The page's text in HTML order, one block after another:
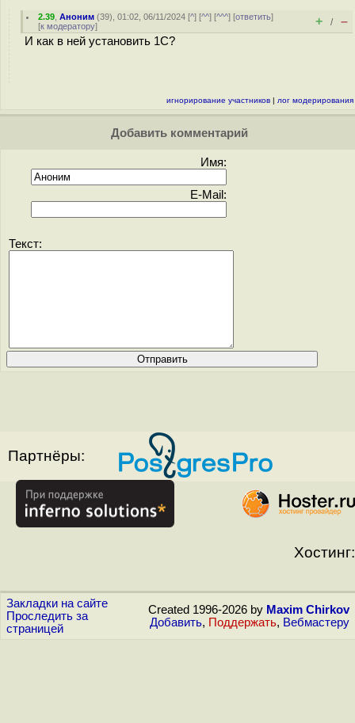
2.39 ,Аноним (39), 01:02, 06/11/2024 [^] [^^] [^^^] [ответить]
[к модератору] + / –
И как в ней установить 1С?
игнорирование участников | лог модерирования
Добавить комментарий
Имя:
E-Mail:
Текст:
Партнёры:
Хостинг:
Закладки на сайте
Проследить за
страницей
Created 1996-2026 by Maxim Chirkov
Добавить, Поддержать, Вебмастеру